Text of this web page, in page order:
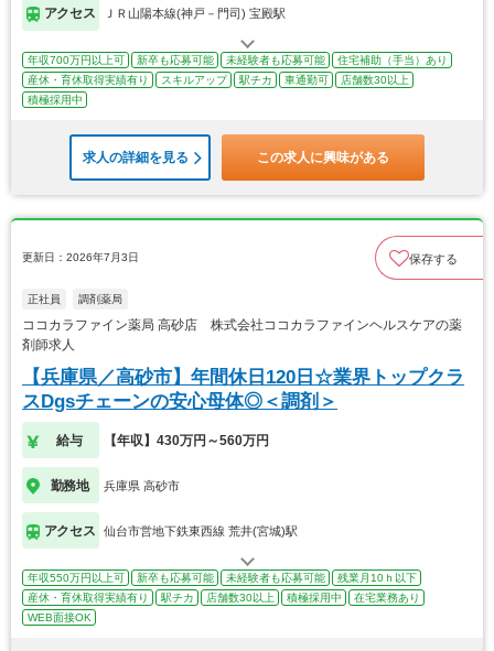
アクセス ＪＲ山陽本線(神戸－門司) 宝殿駅
年収700万円以上可 新卒も応募可能 未経験者も応募可能
住宅補助（手当）あり
産休・育休取得実績有り
スキルアップ 駅チカ 車通勤可
店舗数30以上
積極採用中
求人の詳細を見る この求人に興味がある
更新日：2026年7月3日 保存する
正社員 調剤薬局
ココカラファイン薬局 高砂店 株式会社ココカラファインヘルスケアの薬
剤師求人
【兵庫県／高砂市】年間休日120日☆業界トップクラ
スDgsチェーンの安心母体◎＜調剤＞
給与 【年収】430万円～560万円
勤務地 兵庫県 高砂市
アクセス 仙台市営地下鉄東西線 荒井(宮城)駅
年収550万円以上可 新卒も応募可能 未経験者も応募可能
残業月10ｈ以下
産休・育休取得実績有り
駅チカ 店舗数30以上 積極採用中
在宅業務あり
WEB面接OK